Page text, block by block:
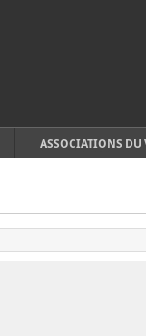
ASSOCIATIONS DU